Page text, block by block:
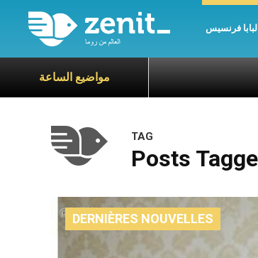
البابا فرنسيس
مواضيع الساعة
TAG
DERNIÈRES NOUVELLES